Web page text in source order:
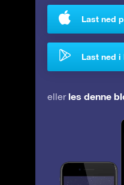
Last ned
Last ned i
eller les denne